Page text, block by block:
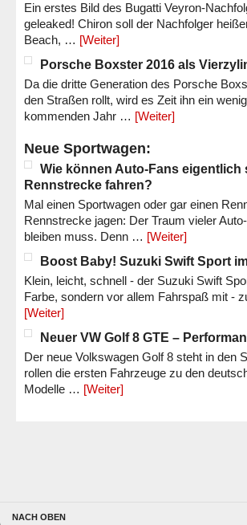
Ein erstes Bild des Bugatti Veyron-
geleaked! Chiron soll der Nachfolger
Beach, … [Weiter]
Porsche Boxster 2016 als
Da die dritte Generation des Porsche
den Straßen rollt, wird es Zeit ihn ein
kommenden Jahr … [Weiter]
Neue Sportwagen:
Wie können Auto-Fans eigentlich
Rennstrecke fahren?
Mal einen Sportwagen oder gar einen
Rennstrecke jagen: Der Traum vieler
bleiben muss. Denn … [Weiter]
Boost Baby! Suzuki Swift Sport
Klein, leicht, schnell - der Suzuki Swift
Farbe, sondern vor allem Fahrspaß mit -
[Weiter]
Neuer VW Golf 8 GTE –
Der neue Volkswagen Golf 8 steht in den
rollen die ersten Fahrzeuge zu den
Modelle … [Weiter]
NACH OBEN